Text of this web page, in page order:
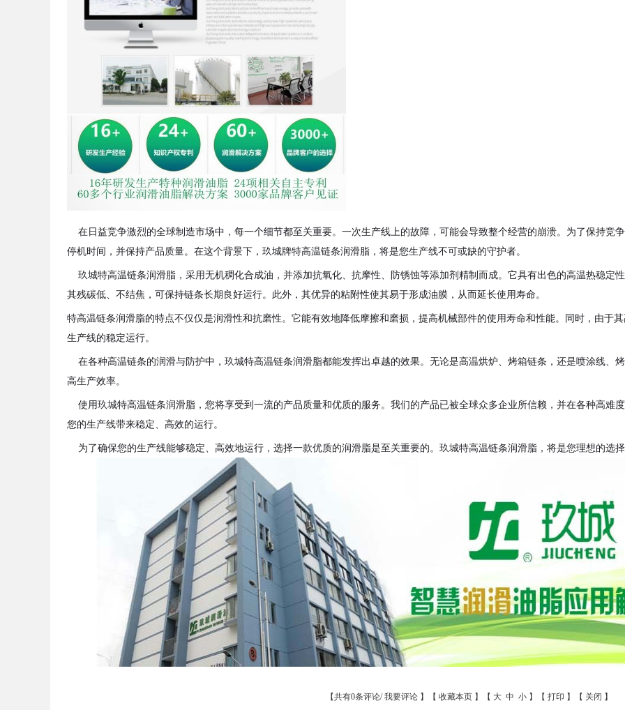
在日益竞争激烈的全球制造市场中，每一个细节都至关重要。一次生产线上的故障，可能会导致整个经营的崩溃。为了保持竞
停机时间，并保持产品质量。在这个背景下，玖城牌特高温链条润滑脂，将是您生产线不可或缺的守护者。
玖城特高温链条润滑脂，采用无机稠化合成油，并添加抗氧化、抗摩性、防锈蚀等添加剂精制而成。它具有出色的高温热稳定
其残碳低、不结焦，可保持链条长期良好运行。此外，其优异的粘附性使其易于形成油膜，从而延长使用寿命。
特高温链条润滑脂的特点不仅仅是润滑性和抗磨性。它能有效地降低摩擦和磨损，提高机械部件的使用寿命和性能。同时，由于
生产线的稳定运行。
在各种高温链条的润滑与防护中，玖城特高温链条润滑脂都能发挥出卓越的效果。无论是高温烘炉、烤箱链条，还是喷涂线、
高生产效率。
使用玖城特高温链条润滑脂，您将享受到一流的产品质量和优质的服务。我们的产品已被全球众多企业所信赖，并在各种高难
您的生产线带来稳定、高效的运行。
为了确保您的生产线能够稳定、高效地运行，选择一款优质的润滑脂是至关重要的。玖城特高温链条润滑脂，将是您理想的选
【共有0条评论/ 我要评论 】【 收藏本页 】【 大 中 小 】【 打印 】【 关闭 】